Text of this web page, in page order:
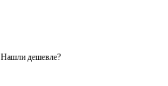
Нашли дешевле?